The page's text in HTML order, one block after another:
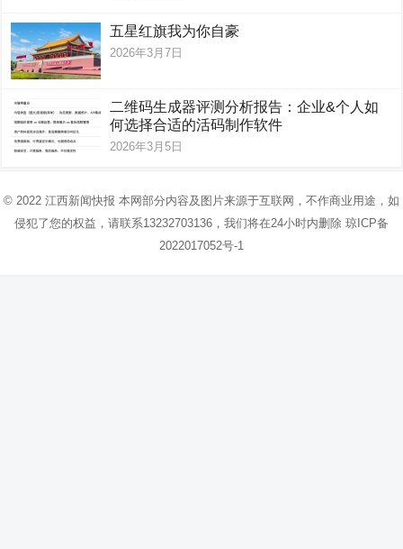
五星红旗我为你自豪
2026年3月7日
二维码生成器评测分析报告：企业&个人如
何选择合适的活码制作软件
2026年3月5日
© 2022 江西新闻快报 本网部分内容及图片来源于互联网，不作商业用途，如
侵犯了您的权益，请联系13232703136，我们将在24小时内删除 琼ICP备
2022017052号-1